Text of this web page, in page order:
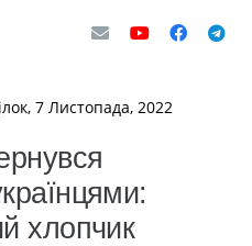
7 Листопада, 2022
хлопчик